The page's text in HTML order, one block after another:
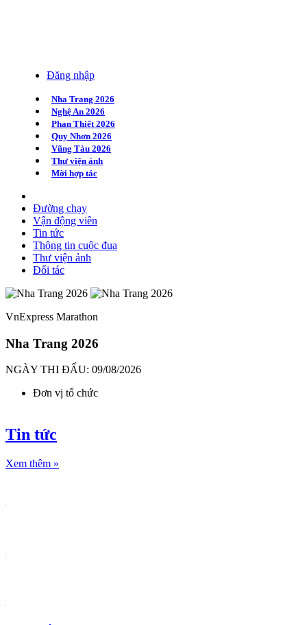
Đăng nhập
Nha Trang 2026
Nghệ An 2026
Phan Thiết 2026
Quy Nhơn 2026
Vũng Tàu 2026
Thư viện ảnh
Mời hợp tác
Đường chạy
Vận động viên
Tin tức
Thông tin cuộc đua
Thư viện ảnh
Đối tác
VnExpress Marathon
Nha Trang 2026
NGÀY THI ĐẤU: 09/08/2026
Đơn vị tổ chức
Tin tức
Xem thêm »